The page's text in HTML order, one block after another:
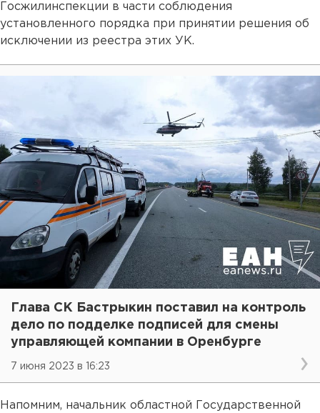
Госжилинспекции в части соблюдения
установленного порядка при принятии решения об
исключении из реестра этих УК.
Глава СК Бастрыкин поставил на контроль
дело по подделке подписей для смены
управляющей компании в Оренбурге
7 июня 2023 в 16:23
Напомним, начальник областной Государственной